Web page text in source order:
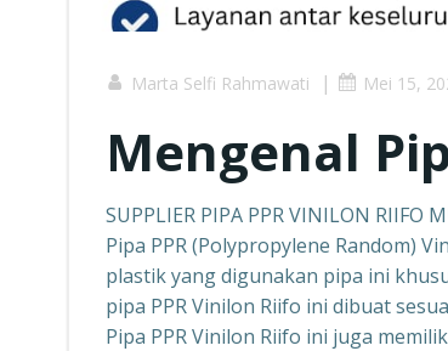
Marta Selfi Rahmawati | Mei 15,
Mengenal
SUPPLIER PIPA PPR VINILON RIIFO
Pipa PPR (Polypropylene Random)
plastik yang digunakan pipa ini
pipa PPR Vinilon Riifo ini dibuat
Pipa PPR Vinilon Riifo ini juga